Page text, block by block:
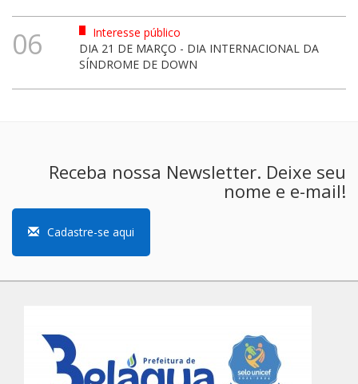
06
Interesse público
DIA 21 DE MARÇO - DIA INTERNACIONAL DA
SÍNDROME DE DOWN
Receba nossa Newsletter. Deixe seu
nome e e-mail!
Cadastre-se aqui